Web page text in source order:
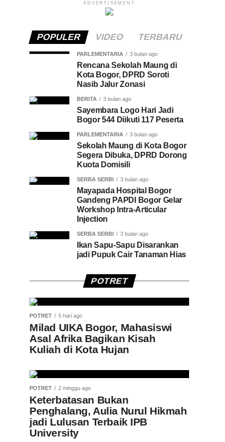
ADVERTISEMENT
POPULER VIDEO TERBARU
PARLEMENTARIA 3 bulan ago
Rencana Sekolah Maung di
Kota Bogor, DPRD Soroti
Nasib Jalur Zonasi
BERITA 3 bulan ago
Sayembara Logo Hari Jadi
Bogor 544 Diikuti 117 Peserta
PARLEMENTARIA 3 bulan ago
Sekolah Maung di Kota Bogor
Segera Dibuka, DPRD Dorong
Kuota Domisili
SERBA SERBI 3 bulan ago
Mayapada Hospital Bogor
Gandeng PAPDI Bogor Gelar
Workshop Intra-Articular
Injection
SERBA SERBI 3 bulan ago
Ikan Sapu-Sapu Disarankan
jadi Pupuk Cair Tanaman Hias
POTRET
POTRET 5 hari ago
Milad UIKA Bogor, Mahasiswi
Asal Afrika Bagikan Kisah
Kuliah di Kota Hujan
POTRET 2 minggu ago
Keterbatasan Bukan
Penghalang, Aulia Nurul Hikmah
jadi Lulusan Terbaik IPB
University